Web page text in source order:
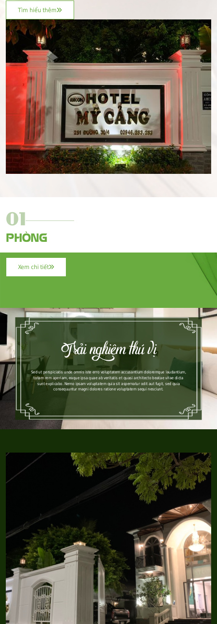
Tìm hiểu thêm
01
PHÒNG
Xem chi tiết
Trải nghiệm thú vị
Sed ut perspiciatis unde omnis iste erro voluptatem accusantium doloremque laudantium,
totam rem aperiam, eaque ipsa quae ab veritatis et quasi architecto beatae vitae dicta
sunt explicabo. Nemo ipsam voluptatem quia sit aspernatur odit aut fugit, sed quia
consequuntur magni dolores ratione voluptatem sequi nesciunt.